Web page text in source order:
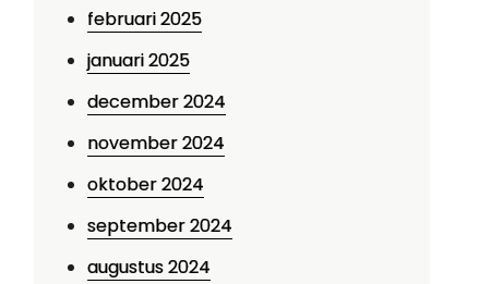
februari 2025
januari 2025
december 2024
november 2024
oktober 2024
september 2024
augustus 2024